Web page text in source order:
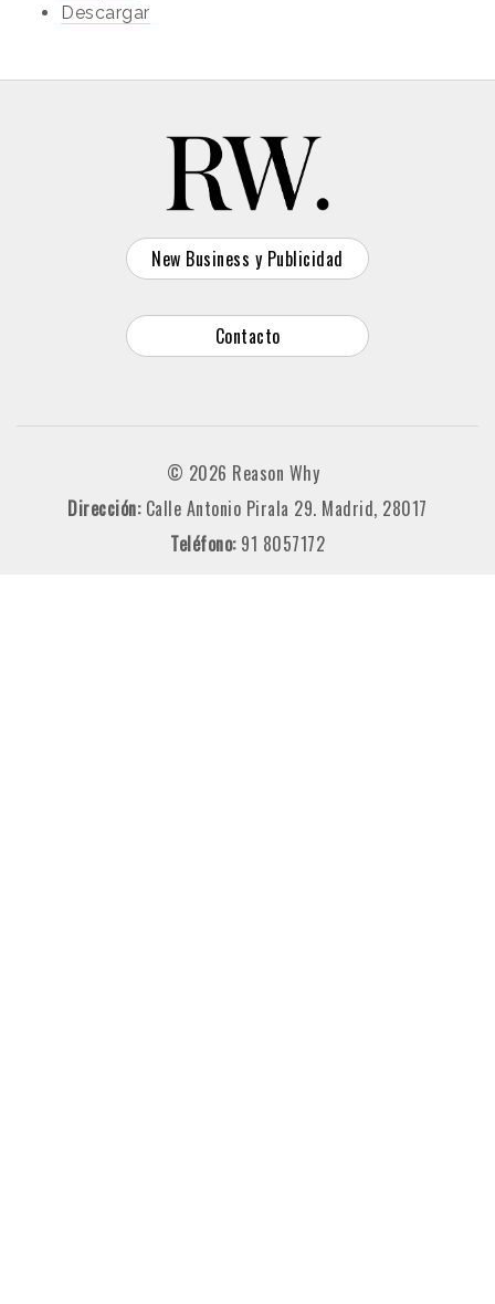
Descargar
New Business y Publicidad
Contacto
© 2026 Reason Why
Dirección: Calle Antonio Pirala 29. Madrid, 28017
Teléfono: 91 8057172